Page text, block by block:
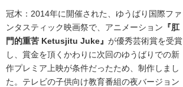
冠木：2014年に開催された、 ゆうばり国際ファ
ンタスティック映画祭で、アニメーション 『肛
門的重苦 Ketusjitu Juke』 が優秀芸術賞を受賞
し、 賞金を頂くかわりに次回のゆうばりでの新
作プレミア上映が条件だったため、制作しまし
た。テレビの子供向け教育番組の夜バージョン